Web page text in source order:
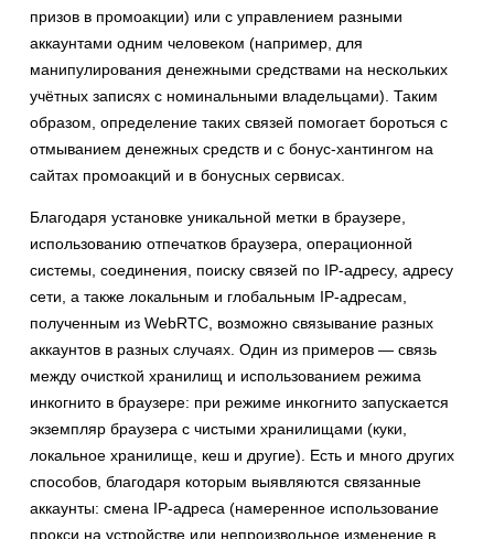
призов в промоакции) или с управлением разными
аккаунтами одним человеком (например, для
манипулирования денежными средствами на нескольких
учётных записях с номинальными владельцами). Таким
образом, определение таких связей помогает бороться с
отмыванием денежных средств и с бонус-хантингом на
сайтах промоакций и в бонусных сервисах.
Благодаря установке уникальной метки в браузере,
использованию отпечатков браузера, операционной
системы, соединения, поиску связей по IP-адресу, адресу
сети, а также локальным и глобальным IP-адресам,
полученным из WebRTC, возможно связывание разных
аккаунтов в разных случаях. Один из примеров — связь
между очисткой хранилищ и использованием режима
инкогнито в браузере: при режиме инкогнито запускается
экземпляр браузера с чистыми хранилищами (куки,
локальное хранилище, кеш и другие). Есть и много других
способов, благодаря которым выявляются связанные
аккаунты: смена IP-адреса (намеренное использование
прокси на устройстве или непроизвольное изменение в